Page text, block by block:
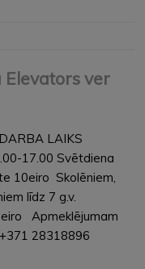
Elevators ver
LAIKS
17.00 Svētdiena
10eiro Skolēniem,
līdz 7 g.v.
Apmeklējumam
28318896